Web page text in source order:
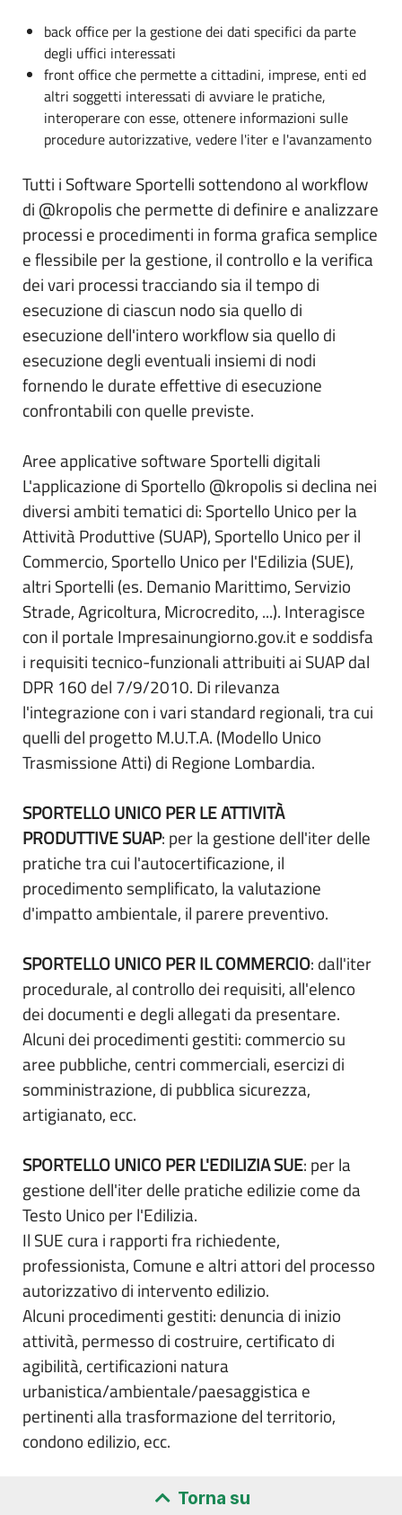
back office per la gestione dei dati specifici da parte
degli uffici interessati
front office che permette a cittadini, imprese, enti ed
altri soggetti interessati di avviare le pratiche,
interoperare con esse, ottenere informazioni sulle
procedure autorizzative, vedere l'iter e l'avanzamento
Tutti i Software Sportelli sottendono al workflow
di @kropolis che permette di definire e analizzare
processi e procedimenti in forma grafica semplice
e flessibile per la gestione, il controllo e la verifica
dei vari processi tracciando sia il tempo di
esecuzione di ciascun nodo sia quello di
esecuzione dell'intero workflow sia quello di
esecuzione degli eventuali insiemi di nodi
fornendo le durate effettive di esecuzione
confrontabili con quelle previste.
Aree applicative software Sportelli digitali
L'applicazione di Sportello @kropolis si declina nei
diversi ambiti tematici di: Sportello Unico per la
Attività Produttive (SUAP), Sportello Unico per il
Commercio, Sportello Unico per l'Edilizia (SUE),
altri Sportelli (es. Demanio Marittimo, Servizio
Strade, Agricoltura, Microcredito, ...). Interagisce
con il portale Impresainungiorno.gov.it e soddisfa
i requisiti tecnico-funzionali attribuiti ai SUAP dal
DPR 160 del 7/9/2010. Di rilevanza
l'integrazione con i vari standard regionali, tra cui
quelli del progetto M.U.T.A. (Modello Unico
Trasmissione Atti) di Regione Lombardia.
SPORTELLO UNICO PER LE ATTIVITÀ
PRODUTTIVE SUAP: per la gestione dell'iter delle
pratiche tra cui l'autocertificazione, il
procedimento semplificato, la valutazione
d'impatto ambientale, il parere preventivo.
SPORTELLO UNICO PER IL COMMERCIO: dall'iter
procedurale, al controllo dei requisiti, all'elenco
dei documenti e degli allegati da presentare.
Alcuni dei procedimenti gestiti: commercio su
aree pubbliche, centri commerciali, esercizi di
somministrazione, di pubblica sicurezza,
artigianato, ecc.
SPORTELLO UNICO PER L'EDILIZIA SUE: per la
gestione dell'iter delle pratiche edilizie come da
Testo Unico per l'Edilizia.
Il SUE cura i rapporti fra richiedente,
professionista, Comune e altri attori del processo
autorizzativo di intervento edilizio.
Alcuni procedimenti gestiti: denuncia di inizio
attività, permesso di costruire, certificato di
agibilità, certificazioni natura
urbanistica/ambientale/paesaggistica e
pertinenti alla trasformazione del territorio,
condono edilizio, ecc.
Torna su